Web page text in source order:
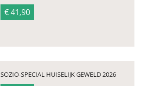
€ 41,90
SOZIO-SPECIAL HUISELIJK GEWELD 2026